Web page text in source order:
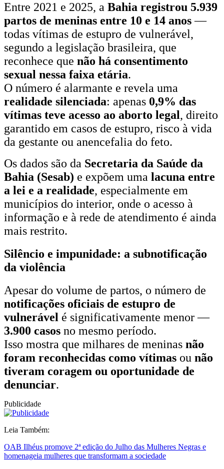
Entre 2021 e 2025, a Bahia registrou 5.939
partos de meninas entre 10 e 14 anos—
todas vítimas de estupro de vulnerável,
segundo a legislação brasileira, que
reconhece que não há consentimento
sexual nessa faixa etária.
O número é alarmante e revela uma
realidade silenciada: apenas 0,9% das
vítimas teve acesso ao aborto legal, direito
garantido em casos de estupro, risco à vida
da gestante ou anencefalia do feto.
Os dados são da Secretaria da Saúde da
Bahia (Sesab) e expõem uma lacuna entre
a lei e a realidade, especialmente em
municípios do interior, onde o acesso à
informação e à rede de atendimento é ainda
mais restrito.
Silêncio e impunidade: a subnotificação
da violência
Apesar do volume de partos, o número de
notificações oficiais de estupro de
vulnerável é significativamente menor —
3.900 casos no mesmo período.
Isso mostra que milhares de meninas não
foram reconhecidas como vítimas ou não
tiveram coragem ou oportunidade de
denunciar.
Publicidade
Leia Também:
OAB Ilhéus promove 2ª edição do Julho das Mulheres Negras e
homenageia mulheres que transformam a sociedade